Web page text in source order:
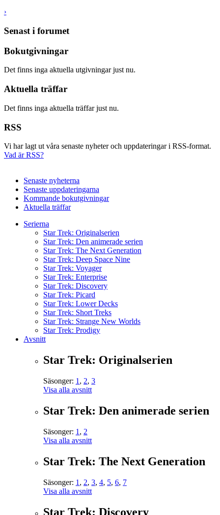
›
Senast i forumet
Bokutgivningar
Det finns inga aktuella utgivningar just nu.
Aktuella träffar
Det finns inga aktuella träffar just nu.
RSS
Vi har lagt ut våra senaste nyheter och uppdateringar i RSS-format.
Vad är RSS?
Senaste nyheterna
Senaste uppdateringarna
Kommande bokutgivningar
Aktuella träffar
Serierna
Star Trek: Originalserien
Star Trek: Den animerade serien
Star Trek: The Next Generation
Star Trek: Deep Space Nine
Star Trek: Voyager
Star Trek: Enterprise
Star Trek: Discovery
Star Trek: Picard
Star Trek: Lower Decks
Star Trek: Short Treks
Star Trek: Strange New Worlds
Star Trek: Prodigy
Avsnitt
Star Trek: Originalserien
Säsonger: 1 , 2, 3
Visa alla avsnitt
Star Trek: Den animerade serien
Säsonger: 1 , 2
Visa alla avsnitt
Star Trek: The Next Generation
Säsonger: 1 , 2, 3, 4, 5, 6, 7
Visa alla avsnitt
Star Trek: Discovery